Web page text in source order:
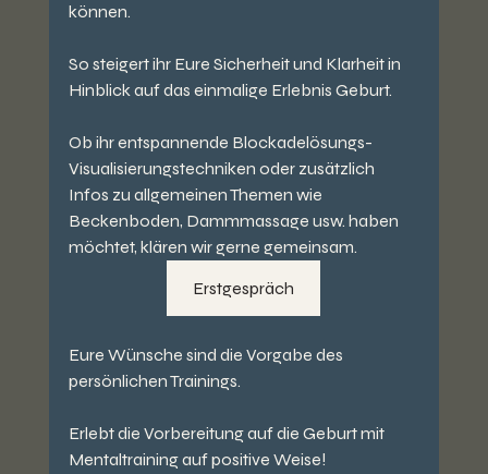
können.
So steigert ihr Eure Sicherheit und Klarheit in
Hinblick auf das einmalige Erlebnis Geburt.
Ob ihr entspannende Blockadelösungs-
Visualisierungstechniken oder zusätzlich
Infos zu allgemeinen Themen wie
Beckenboden, Dammmassage usw. haben
möchtet, klären wir gerne gemeinsam.
Erstgespräch
Eure Wünsche sind die Vorgabe des
persönlichen Trainings.
Erlebt die Vorbereitung auf die Geburt mit
Mentaltraining auf positive Weise!